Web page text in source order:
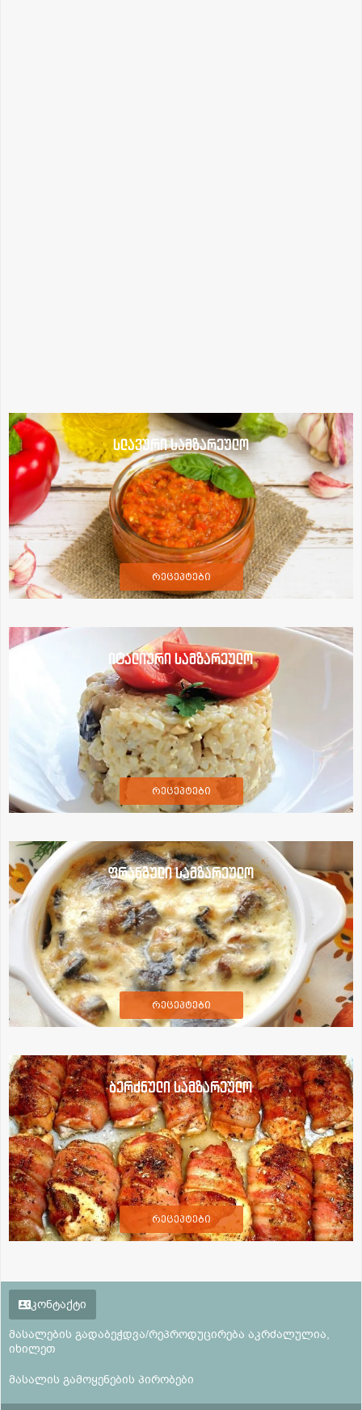
სლავური სამზარეულო
რეცეპტები
იტალიური სამზარეულო
რეცეპტები
ფრანგული სამზარეულო
რეცეპტები
ბერძნული სამზარეულო
რეცეპტები
კონტაქტი
მასალების გადაბეჭდვა/რეპროდუცირება აკრძალულია,
იხილეთ
მასალის გამოყენების პირობები